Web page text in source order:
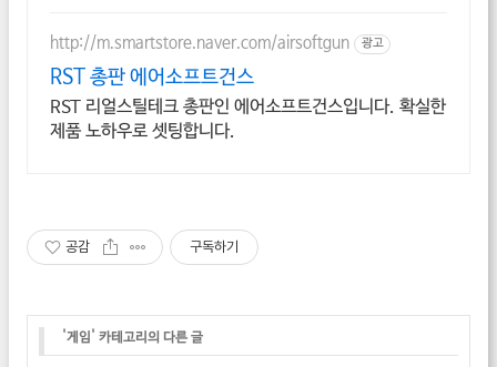
http://m.smartstore.naver.com/airsoftgun 광고
RST 총판 에어소프트건스
RST 리얼스틸테크 총판인 에어소프트건스입니다. 확실한
제품 노하우로 셋팅합니다.
공감 구독하기
'게임 ' 카테고리의 다른 글